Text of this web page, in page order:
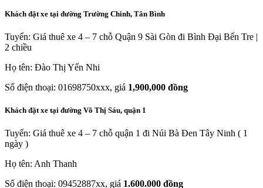
Khách đặt xe tại đường Trường Chinh, Tân Bình
Tuyến: Giá thuê xe 4 – 7 chỗ Quận 9 Sài Gòn đi Bình Đại Bến Tre |
2 chiều
Họ tên: Đào Thị Yến Nhi
Số điện thoại: 01698750xxx, giá 1,900,000 đồng
Khách đặt xe tại đường Võ Thị Sáu, quận 1
Tuyến: Giá thuê xe 4 – 7 chỗ quận 1 đi Núi Bà Đen Tây Ninh ( 1
ngày )
Họ tên: Anh Thanh
Số điện thoại: 09452887xx, giá 1.600.000 đồng